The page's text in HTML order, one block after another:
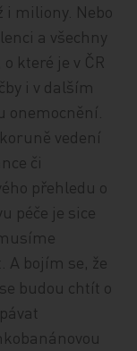
i miliony. Nebo
a všechny
které je v ČR
i v dalším
onemocnění.
vedení
či
přehledu o
péče je sice
A bojím se, že
budou chtít o